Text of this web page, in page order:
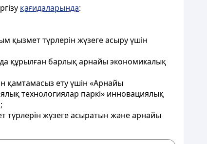
қағидаларында:
қызмет түрлерін жүзеге асыру үшін
құрылған барлық арнайы экономикалық
қамтамасыз ету үшін «Арнайы
технологиялар паркі» инновациялық
жүзеге асыратын және арнайы